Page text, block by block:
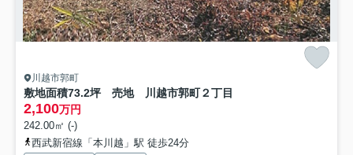
川越市郭町
敷地面積73.2坪 売地 川越市郭町２丁目
2,100万円
242.00㎡ (-)
西武新宿線「本川越」駅 徒歩24分